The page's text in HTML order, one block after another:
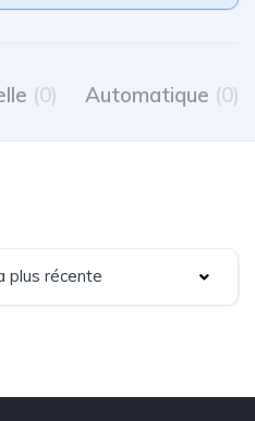
(0) Automatique (0)
plus récente